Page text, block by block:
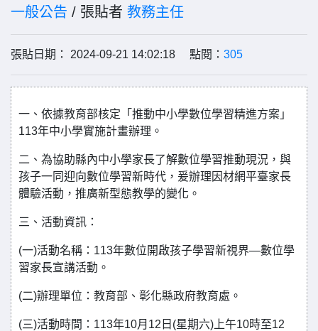
一般公告 / 張貼者 教務主任
張貼日期： 2024-09-21 14:02:18 點閱： 305
一、依據教育部核定「推動中小學數位學習精進方案」
113年中小學實施計畫辦理。
二、為協助縣內中小學家長了解數位學習推動現況，與
孩子一同迎向數位學習新時代，爰辦理因材網平臺家長
體驗活動，推廣新型態教學的變化。
三、活動資訊：
(一)活動名稱：113年數位開啟孩子學習新視界—數位學
習家長宣講活動。
(二)辦理單位：教育部、彰化縣政府教育處。
(三)活動時間：113年10月12日(星期六)上午10時至12